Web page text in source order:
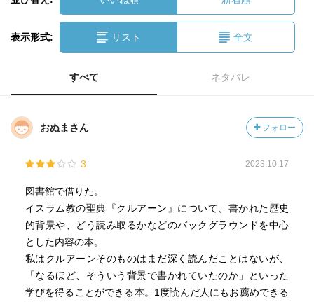
表示形式: リスト 全文
すべて ネタバレ
おぬまさん フォロー
3 2023.10.17
図書館で借りた。
イスラム教の聖典『クルアーン』について、書かれた歴史
的背景や、どう読み取るかなどのバックグラウンドを中心
とした内容の本。
私はクルアーンそのものはまだ深く読んだことはないが、
「なるほど、そういう背景で書かれていたのか」といった
学びを得ることができる本。1度読んだ人にもお薦めできる